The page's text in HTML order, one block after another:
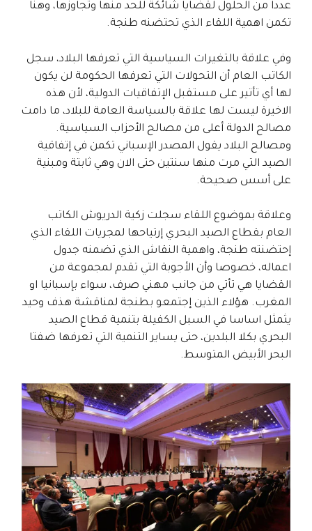
عددا من الحلول لقضايا شائكة للحد منها وتجاوزها، وهنا
تكمن اهمية اللقاء الذي تحتضنه طنجة.
وفي علاقة بالتغيرات السياسية التي تعرفها البلاد، سجل
الكاتب العام أن التحولات التي تعرفها الحكومة لن يكون
لها أي تأتير على مستقبل الإتفاقيات الدولية، لأن هذه
الاخيرة ليست لها علاقة بالسياسة العامة للبلاد، ما دامت
مصالح الدولة أعلى من مصالح الأحزاب السياسية.
ومصالح البلاد يقول المصدر الإسباني تكمن في إتفاقية
الصيد التي مرت منها سنتين حتى الان وهي ثابتة ومبنية
على أسس صحيحة.
وعلاقة بموضوع اللقاء سجلت زكية الدريوش الكاتب
العام بقطاع الصيد البحري إرتياحها لمجريات اللقاء الذي
إحتضنته طنجة، واهمية النقاش الذي تضمنه جدول
اعماله، خصوصا وأن الأجوبة التي تقدم لمجموعة من
القضايا هي تأتي من جانب مهني صرف، سواء بإسبانيا او
المغرب. هؤلاء الذين إجتمعو بطنجة لمناقشة هذف وحيد
يثمثل اساسا في السبل الكفيلة بتنمية قطاع الصيد
البحري بكلا البلدين، حتى يساير التنمية التي تعرفها ضفتا
البحر الأبيض المتوسط.